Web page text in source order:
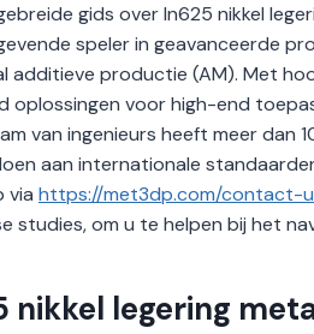
gids over In625 nikkel
speler in geavanceerde
additieve productie (AM). Met
oplossingen voor high-end
van ingenieurs heeft meer dan
aan internationale
via https://met3dp.com/contact-
studies, om u te helpen bij het
nikkel legering